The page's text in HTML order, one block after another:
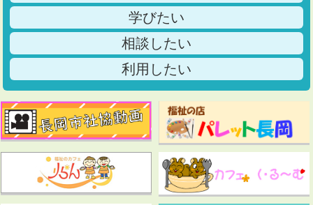
学びたい
相談したい
利用したい